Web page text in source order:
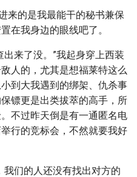
来的是我最能干的秘书兼保
在我身边的眼线吧了。
来了没。”我起身穿上西装
人的，尤其是想福莱特这么
到大我遇到的绑架、仇杀事
镖更是出类拔萃的高手，所
不过昨天倒是有一通匿名电
行的竞标会，不然就要我好
我们的人还没有找出对方的